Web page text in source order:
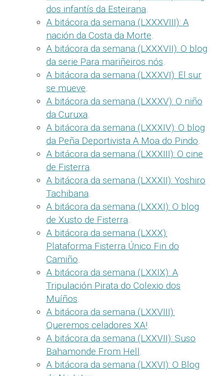
dos infantís da Esteirana.
A bitácora da semana (LXXXVIII): A
nación da Costa da Morte.
A bitácora da semana (LXXXVII): O blog
da serie Para mariñeiros nós.
A bitácora da semana (LXXXVI): El sur
se mueve.
A bitácora da semana (LXXXV): O niño
da Curuxa.
A bitácora da semana (LXXXIV): O blog
da Peña Deportivista A Moa do Pindo.
A bitácora da semana (LXXXIII): O cine
de Fisterra.
A bitácora da semana (LXXXII): Yoshiro
Tachibana.
A bitácora da semana (LXXXI): O blog
de Xusto de Fisterra.
A bitácora da semana (LXXX):
Plataforma Fisterra Único Fin do
Camiño.
A bitácora da semana (LXXIX): A
Tripulación Pirata do Colexio dos
Muíños.
A bitácora da semana (LXXVIII):
Queremos celadores XA!.
A bitácora da semana (LXXVII): Suso
Bahamonde From Hell.
A bitácora da semana (LXXVI): O Blog